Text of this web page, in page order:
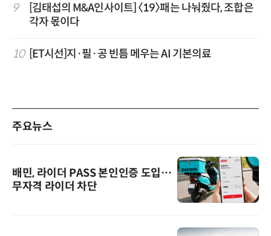
9
[김태섭의 M&A인사이트] 〈19〉패는 나눠줬다, 조합은
각자 몫이다
10 [ET시선]지·필·공 빈틈 메우는 AI 기본의료
주요뉴스
배민, 라이더 PASS 본인인증 도입…
무자격 라이더 차단